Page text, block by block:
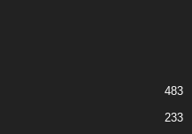
483
233